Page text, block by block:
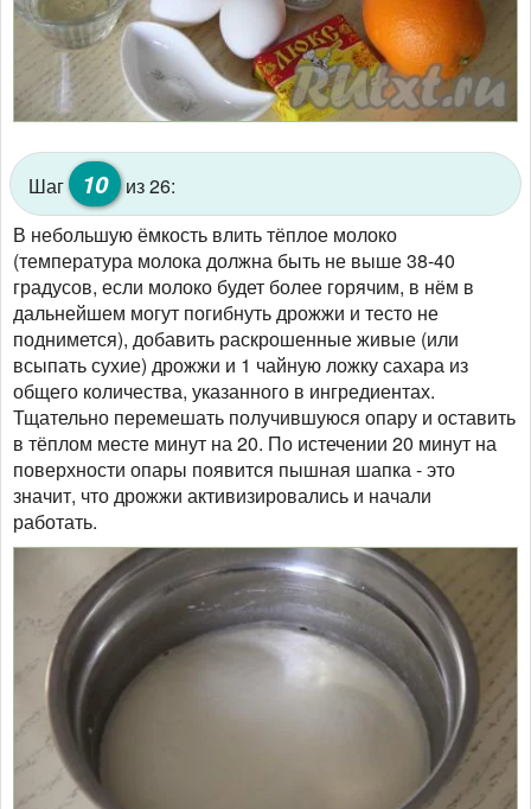
Шаг 10 из 26:
В небольшую ёмкость влить тёплое молоко
(температура молока должна быть не выше 38-40
градусов, если молоко будет более горячим, в нём в
дальнейшем могут погибнуть дрожжи и тесто не
поднимется), добавить раскрошенные живые (или
всыпать сухие) дрожжи и 1 чайную ложку сахара из
общего количества, указанного в ингредиентах.
Тщательно перемешать получившуюся опару и оставить
в тёплом месте минут на 20. По истечении 20 минут на
поверхности опары появится пышная шапка - это
значит, что дрожжи активизировались и начали
работать.